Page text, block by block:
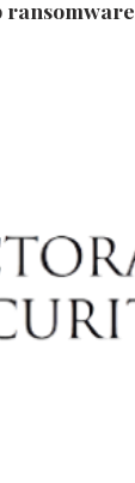
ransomware